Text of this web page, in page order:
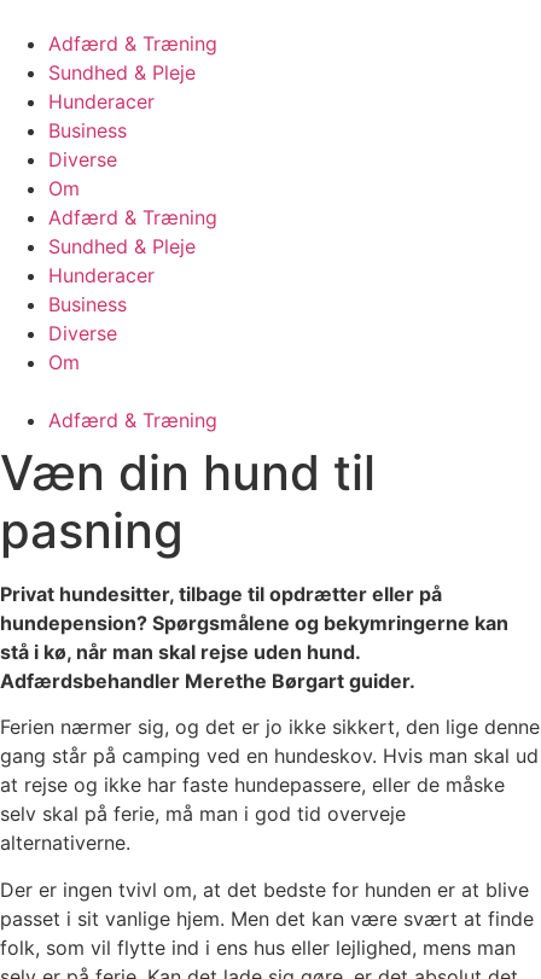
indhold
Adfærd & Træning
Sundhed & Pleje
Hunderacer
Business
Diverse
Om
Adfærd & Træning
Sundhed & Pleje
Hunderacer
Business
Diverse
Om
Adfærd & Træning
Væn din hund til
pasning
Privat hundesitter, tilbage til opdrætter eller på
hundepension? Spørgsmålene og bekymringerne kan
stå i kø, når man skal rejse uden hund.
Adfærdsbehandler Merethe Børgart guider.
Ferien nærmer sig, og det er jo ikke sikkert, den lige denne
gang står på camping ved en hundeskov. Hvis man skal ud
at rejse og ikke har faste hundepassere, eller de måske
selv skal på ferie, må man i god tid overveje
alternativerne.
Der er ingen tvivl om, at det bedste for hunden er at blive
passet i sit vanlige hjem. Men det kan være svært at finde
folk, som vil flytte ind i ens hus eller lejlighed, mens man